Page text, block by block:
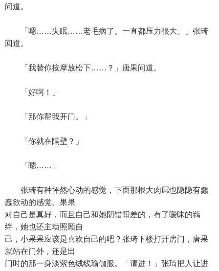
问道。
「嗯……失眠……老毛病了。一直都压力很大。」张琦
回道。
「我替你按摩放松下……？」唐果问道。
「好啊！」
「那你帮我开门。」
「你就在隔壁？」
「嗯……」
张琦有种怦然心动的感觉，下面那根大肉屌也隐隐有蠢
蠢欲动的感觉。果果
对自己是真好，而且自己和她阴错阳差的，有了暧昧的羁
绊，她也还主动照顾自
己，小果果应该是喜欢自己的吧？张琦下楼打开房门，唐果
就站在门外，还是出
门时的那一身淡紫色绒线瑜伽服。「请进！」张琦把人让进